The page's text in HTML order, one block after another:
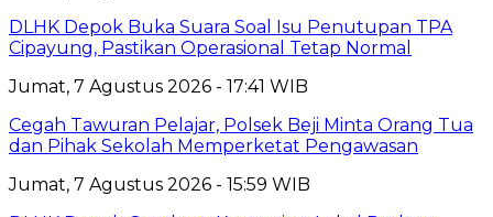
DLHK Depok Buka Suara Soal Isu Penutupan TPA
Cipayung, Pastikan Operasional Tetap Normal
Jumat, 7 Agustus 2026 - 17:41 WIB
Cegah Tawuran Pelajar, Polsek Beji Minta Orang Tua
dan Pihak Sekolah Memperketat Pengawasan
Jumat, 7 Agustus 2026 - 15:59 WIB